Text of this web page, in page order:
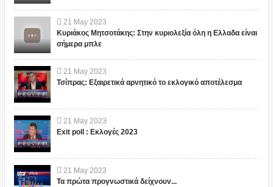
21 May 2023
Κυριάκος Μητσοτάκης: Στην κυριολεξία όλη η Ελλαδα είναι
σήμερα μπλε
21 May 2023
Τσίπρας: Εξαιρετικά αρνητικό το εκλογικό αποτέλεσμα
21 May 2023
Exit poll : Εκλογές 2023
21 May 2023
Τα πρώτα προγνωστικά δείχνουν...